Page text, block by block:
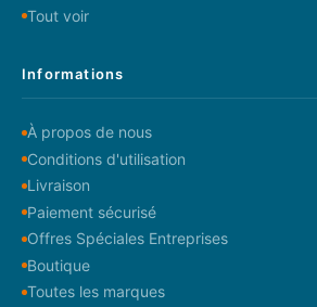
Tout voir
Informations
À propos de nous
Conditions d'utilisation
Livraison
Paiement sécurisé
Offres Spéciales Entreprises
Boutique
Toutes les marques